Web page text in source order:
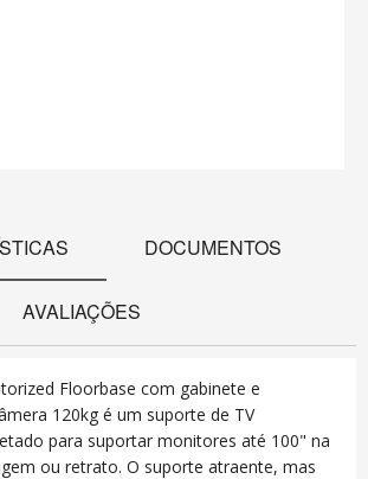
DOCUMENTOS
AVALIAÇÕES
Floorbase com gabinete e
120kg é um suporte de TV
para suportar monitores até 100" na
ou retrato. O suporte atraente, mas